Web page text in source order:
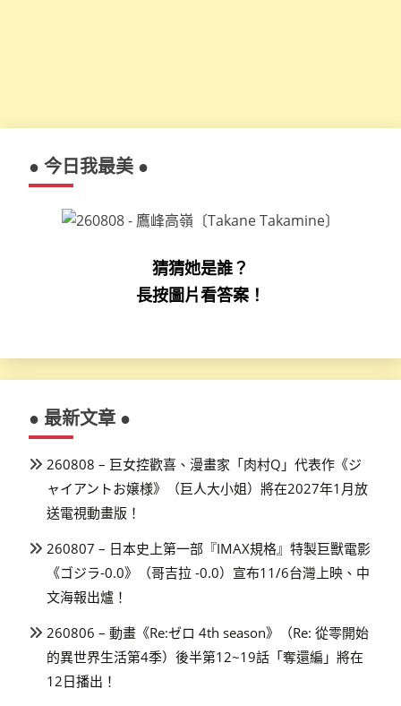
● 今日我最美 ●
猜猜她是誰？
長按圖片看答案！
● 最新文章 ●
260808 – 巨女控歡喜、漫畫家「肉村Q」代表作《ジ
ャイアントお嬢様》（巨人大小姐）將在2027年1月放
送電視動畫版！
260807 – 日本史上第一部『IMAX規格』特製巨獸電影
《ゴジラ-0.0》（哥吉拉 -0.0）宣布11/6台灣上映、中
文海報出爐！
260806 – 動畫《Re:ゼロ 4th season》（Re: 從零開始
的異世界生活第4季）後半第12~19話「奪還編」將在
12日播出！